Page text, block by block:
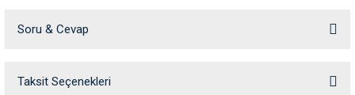
Soru & Cevap
Ürün hakkında henüz soru sorulmamış.
Taksit Seçenekleri